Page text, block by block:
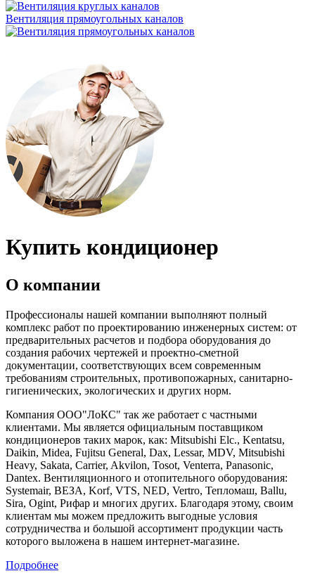
Вентиляция прямоугольных каналов
Купить кондиционер
О компании
Профессионалы нашей компании выполняют полный
комплекс работ по проектированию инженерных систем: от
предварительных расчетов и подбора оборудования до
создания рабочих чертежей и проектно-сметной
документации, соответствующих всем современным
требованиям строительных, противопожарных, санитарно-
гигиенических, экологических и других норм.
Компания ООО"ЛоКС" так же работает с частными
клиентами. Мы является официальным поставщиком
кондиционеров таких марок, как: Mitsubishi Elc., Kentatsu,
Daikin, Midea, Fujitsu General, Dax, Lessar, MDV, Mitsubishi
Heavy, Sakata, Carrier, Akvilon, Tosot, Venterra, Panasonic,
Dantex. Вентиляционного и отопительного оборудования:
Systemair, ВЕЗА, Korf, VTS, NED, Vertro, Тепломаш, Ballu,
Sira, Ogint, Рифар и многих других. Благодаря этому, своим
клиентам мы можем предложить выгодные условия
сотрудничества и большой ассортимент продукции часть
которого выложена в нашем интернет-магазине.
Подробнее